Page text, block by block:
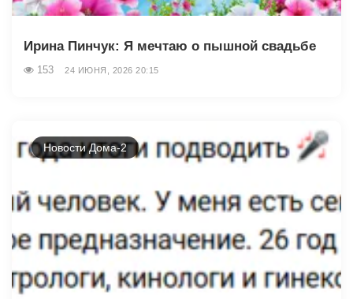
Ирина Пинчук: Я мечтаю о пышной свадьбе
153 24 ИЮНЯ, 2026 20:15
Новости Дома-2